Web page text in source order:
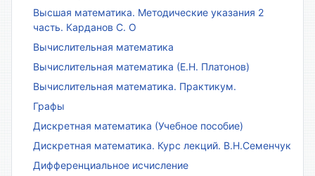
Высшая математика. Методические указания 2
часть. Карданов С. О
Вычислительная математика
Вычислительная математика (Е.Н. Платонов)
Вычислительная математика. Практикум.
Графы
Дискретная математика (Учебное пособие)
Дискретная математика. Курс лекций. В.Н.Семенчук
Дифференциальное исчисление